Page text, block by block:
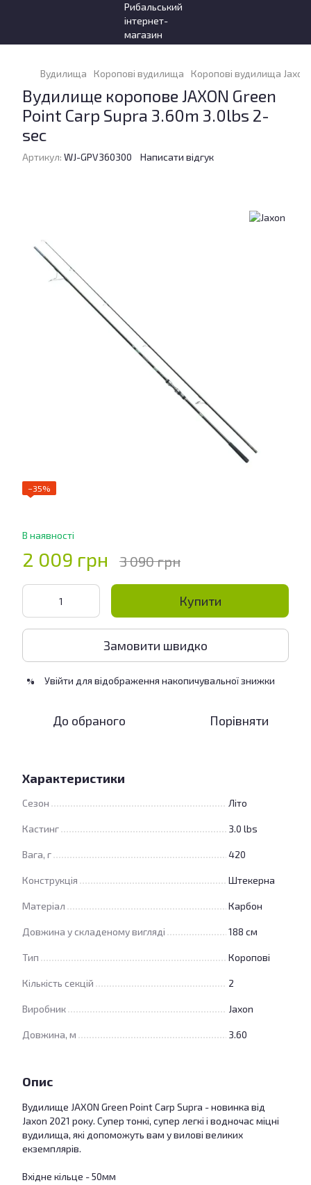
Вудилища Коропові вудилища Коропові вудилища Jaxon
Вудилище коропове JAXON Green
Point Carp Supra 3.60m 3.0lbs 2-
sec
Артикул: WJ-GPV360300 Написати відгук
−35%
В наявності
2 009 грн 3 090 грн
Купити
Замовити швидко
% Увійти для відображення накопичувальної знижки
До обраного Порівняти
Характеристики
Сезон Літо
Кастинг 3.0 lbs
Вага, г 420
Конструкція Штекерна
Матеріал Карбон
Довжина у складеному вигляді 188 см
Тип Коропові
Кількість секцій 2
Виробник Jaxon
Довжина, м 3.60
Опис
Вудилище JAXON Green Point Carp Supra - новинка від
Jaxon 2021 року. Супер тонкі, супер легкі і водночас міцні
вудилища, які допоможуть вам у вилові великих
екземплярів.
Вхідне кільце - 50мм